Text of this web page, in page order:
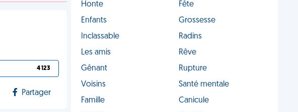
4 123
Partager
Honte
Fête
Enfants
Grossesse
Inclassable
Radins
Les amis
Rêve
Gênant
Rupture
Voisins
Santé mentale
Famille
Canicule